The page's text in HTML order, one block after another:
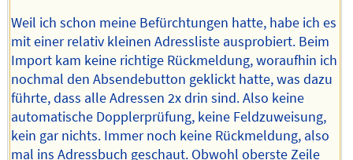
Weil ich schon meine Befürchtungen hatte, habe ich es
mit einer relativ kleinen Adressliste ausprobiert. Beim
Import kam keine richtige Rückmeldung, woraufhin ich
nochmal den Absendebutton geklickt hatte, was dazu
führte, dass alle Adressen 2x drin sind. Also keine
automatische Dopplerprüfung, keine Feldzuweisung,
kein gar nichts. Immer noch keine Rückmeldung, also
mal ins Adressbuch geschaut. Obwohl oberste Zeile